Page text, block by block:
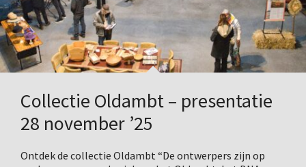
Collectie Oldambt – presentatie
28 november ’25
Ontdek de collectie Oldambt “De ontwerpers zijn op